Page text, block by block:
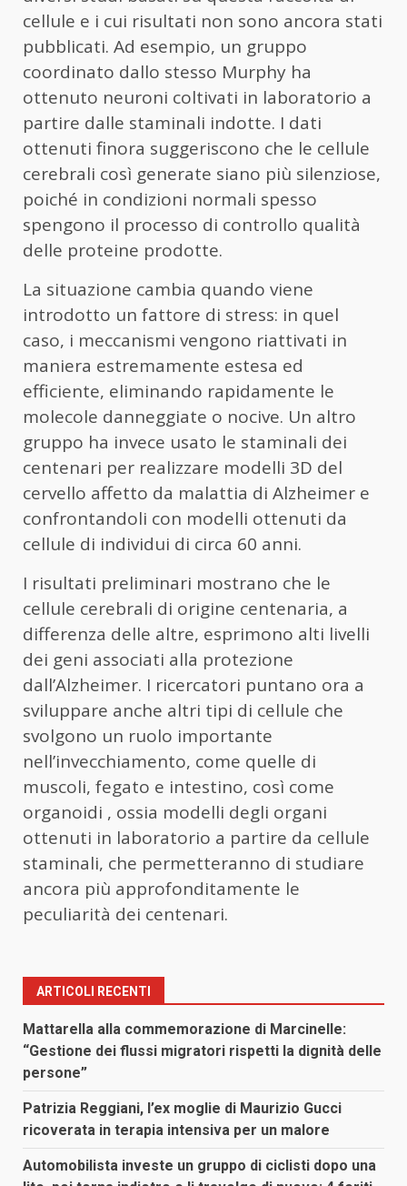
cellule e i cui risultati non sono ancora stati
pubblicati. Ad esempio, un gruppo
coordinato dallo stesso Murphy ha
ottenuto neuroni coltivati in laboratorio a
partire dalle staminali indotte. I dati
ottenuti finora suggeriscono che le cellule
cerebrali così generate siano più silenziose,
poiché in condizioni normali spesso
spengono il processo di controllo qualità
delle proteine prodotte.
La situazione cambia quando viene
introdotto un fattore di stress: in quel
caso, i meccanismi vengono riattivati in
maniera estremamente estesa ed
efficiente, eliminando rapidamente le
molecole danneggiate o nocive. Un altro
gruppo ha invece usato le staminali dei
centenari per realizzare modelli 3D del
cervello affetto da malattia di Alzheimer e
confrontandoli con modelli ottenuti da
cellule di individui di circa 60 anni.
I risultati preliminari mostrano che le
cellule cerebrali di origine centenaria, a
differenza delle altre, esprimono alti livelli
dei geni associati alla protezione
dall’Alzheimer. I ricercatori puntano ora a
sviluppare anche altri tipi di cellule che
svolgono un ruolo importante
nell’invecchiamento, come quelle di
muscoli, fegato e intestino, così come
organoidi , ossia modelli degli organi
ottenuti in laboratorio a partire da cellule
staminali, che permetteranno di studiare
ancora più approfonditamente le
peculiarità dei centenari.
ARTICOLI RECENTI
Mattarella alla commemorazione di Marcinelle:
“Gestione dei flussi migratori rispetti la dignità delle
persone”
Patrizia Reggiani, l’ex moglie di Maurizio Gucci
ricoverata in terapia intensiva per un malore
Automobilista investe un gruppo di ciclisti dopo una